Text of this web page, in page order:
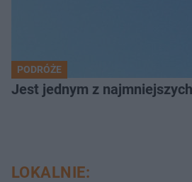
PODRÓŻE
Jest jednym z
LOKALNIE: